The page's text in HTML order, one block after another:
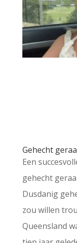
Gehecht
Een
gehecht
Dusdanig
zou willen
Queensland